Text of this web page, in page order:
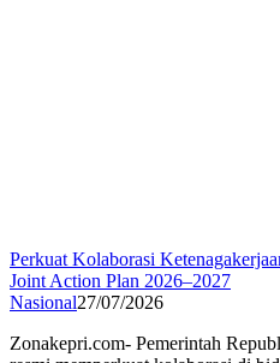
Perkuat Kolaborasi
Joint Action Plan 2026–2027
Nasional27/07/2026
Zonakepri.com- Pemerintah